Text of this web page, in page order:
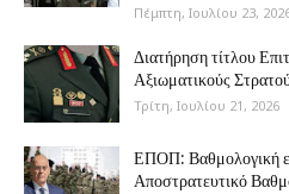
Πέμπτη, Ιουλίου 23,
Διατήρηση τίτλου
Αξιωματικούς
Τρίτη, Ιουλίου 21, 2026
ΕΠΟΠ: Βαθμολογική
Αποστρατευτικό